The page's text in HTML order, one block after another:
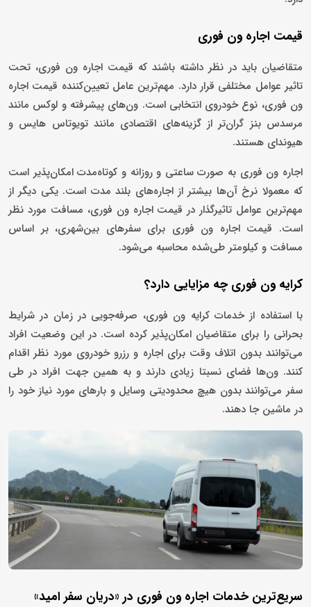
قیمت اجاره ون فوری
متقاضیان باید در نظر داشته باشند که قیمت اجاره ون فوری، تحت
تاثیر عوامل مختلفی قرار دارد. مهم‌ترین عامل تعیین‌کننده قیمت اجاره
ون فوری، نوع خودروی انتخابی است. ون‌های پیشرفته و لوکس مانند
مرسدس بنز گران‌تر از گزینه‌های اقتصادی مانند تویوتاس هایس و
هیوندای هستند.
اجاره ون فوری به صورت ساعتی و روزانه و کوتاه‌مدت امکان‌پذیر است
که معمولا نرخ‌ آن‌ها بیشتر از اجاره‌های بلند مدت است. یکی دیگر از
مهم‌ترین عوامل تاثیرگذار در قیمت اجاره ون فوری، مسافت‌ مورد نظر
است. قیمت اجاره ون فوری برای سفرهای بین‌‌شهری، بر اساس
مسافت و کیلومتر طی‌شده محاسبه می‌شود.
کرایه ون فوری چه مزایایی دارد؟
با استفاده از خدمات کرایه ون فوری، صرفه‌جویی در زمان در شرایط
بحرانی را برای متقاضیان امکان‌پذیر کرده است. در این وضعیت افراد
می‌توانند بدون اتلاف وقت برای اجاره و رزرو خودروی مورد نظر اقدام
کنند. ون‌ها فضای نسبتا زیادی دارند و به همین جهت افراد در طی
سفر می‌توانند بدون هیچ محدودیتی وسایل و بارهای مورد نیاز خود را
در ماشین جا دهند.
سریع‌ترین خدمات اجاره ون فوری در «دریان سفر امید»